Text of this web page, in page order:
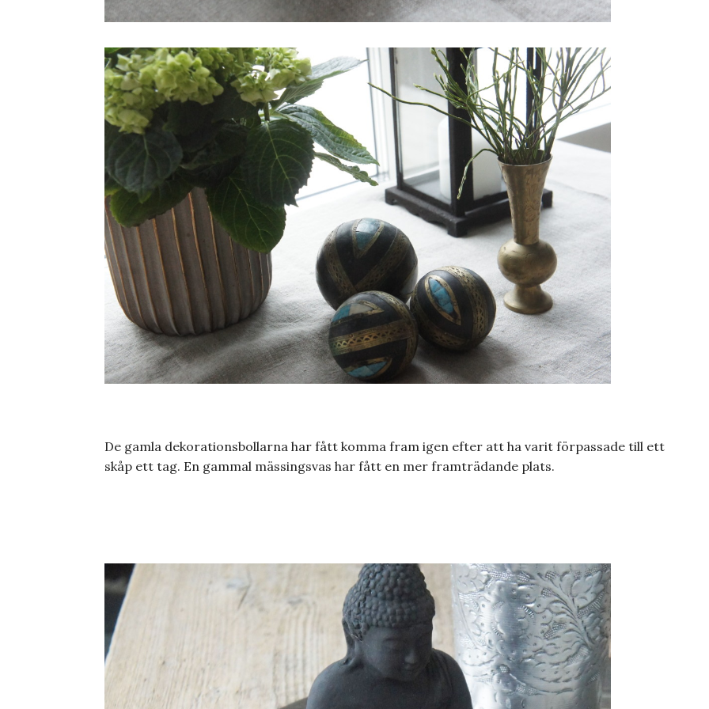
De gamla dekorationsbollarna har fått komma fram igen efter att ha varit förpassade till ett
skåp ett tag. En gammal mässingsvas har fått en mer framträdande plats.